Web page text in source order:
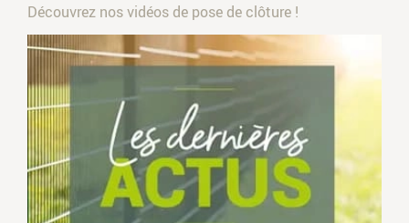
Découvrez nos vidéos de pose de clôture !